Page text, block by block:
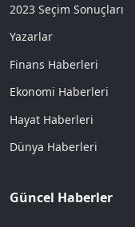
2023 Seçim Sonuçları
Yazarlar
Finans Haberleri
Ekonomi Haberleri
Hayat Haberleri
Dünya Haberleri
Güncel Haberler